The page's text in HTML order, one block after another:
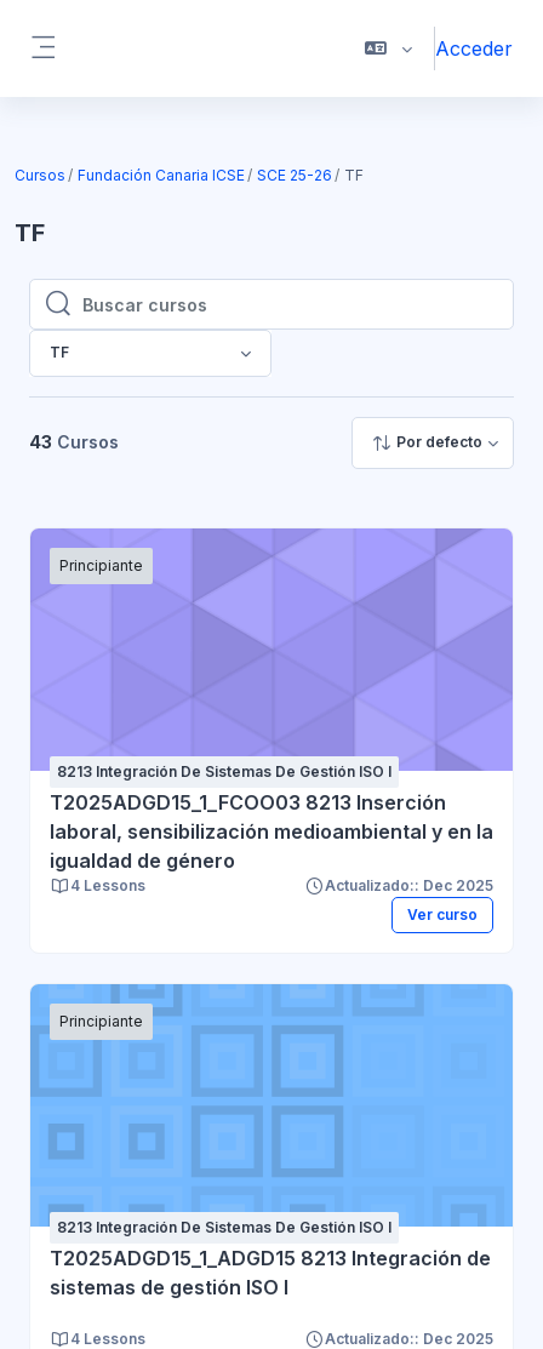
Acceder
Cursos Fundación Canaria ICSE SCE 25-26 TF
TF
Buscar cursos
Buscar cursos
TF
43 Cursos Por defecto
Principiante
8213 Integración De Sistemas De Gestión ISO I
T2025ADGD15_1_FCOO03 8213 Inserción
laboral, sensibilización medioambiental y en la
igualdad de género
4 Lessons
Actualizado:: Dec 2025
Ver curso
Principiante
8213 Integración De Sistemas De Gestión ISO I
T2025ADGD15_1_ADGD15 8213 Integración de
sistemas de gestión ISO I
4 Lessons
Actualizado:: Dec 2025